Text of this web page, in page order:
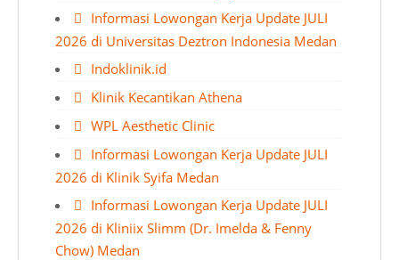
Informasi Lowongan Kerja Update JULI
2026 di Universitas Deztron Indonesia Medan
Indoklinik.id
Klinik Kecantikan Athena
WPL Aesthetic Clinic
Informasi Lowongan Kerja Update JULI
2026 di Klinik Syifa Medan
Informasi Lowongan Kerja Update JULI
2026 di Kliniix Slimm (Dr. Imelda & Fenny
Chow) Medan